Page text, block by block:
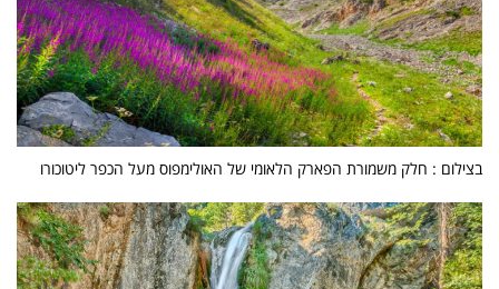
בצילום : חלק משמורת הפארק הלאומי של האולימפוס מעל הכפר ליטוכורו